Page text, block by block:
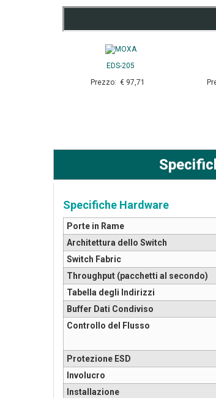
EDS-205
Prezzo: € 97,71
Specifiche Hardware
Porte in Rame
Architettura dello Switch
Switch Fabric
Throughput (pacchetti al secondo)
Tabella degli Indirizzi
Buffer Dati Condiviso
Controllo del Flusso
Protezione ESD
Involucro
Installazione